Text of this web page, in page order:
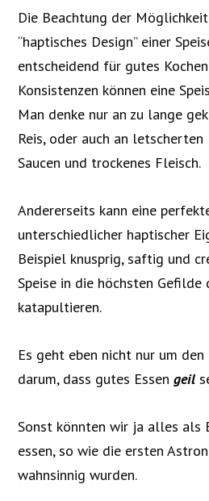
Die Beachtung der
“haptisches Design” einer
entscheidend für gutes
Konsistenzen können eine
Man denke nur an zu lange
Reis, oder auch an
Saucen und trockenes Fleisch.
Andererseits kann eine
unterschiedlicher haptischer
Beispiel knusprig, saftig und
Speise in die höchsten
katapultieren.
Es geht eben nicht nur um
darum, dass gutes Essengeil
Sonst könnten wir ja alles als
essen, so wie die ersten
wahnsinnig wurden.